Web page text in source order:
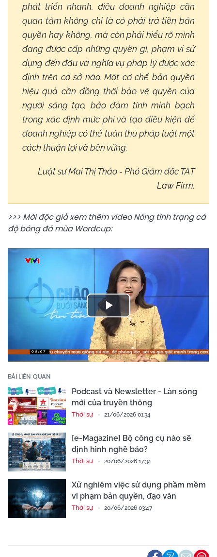
phát triển nhanh, điều doanh nghiệp cần
quan tâm không chỉ là có phải trả tiền bản
quyền hay không, mà còn phải hiểu rõ mình
đang được cấp những quyền gì, phạm vi sử
dụng đến đâu và nghĩa vụ pháp lý được xác
định trên cơ sở nào. Một cơ chế bản quyền
hiệu quả cần đồng thời bảo vệ quyền của
người sáng tạo, bảo đảm tính minh bạch
trong xác định mức phí và tạo điều kiện để
doanh nghiệp có thể tuân thủ pháp luật một
cách thuận lợi và bền vững.
Luật sư Mai Thị Thảo - Phó Giám đốc TAT
Law Firm.
>>> Mời độc giả xem thêm video Nóng tình trạng cá
độ bóng đá mùa Wordcup:
Play
Video
BÀI LIÊN QUAN
Podcast và Newsletter - Làn sóng
mới của truyền thông
Thời sự 21/06/2026 01:34
[e-Magazine] Bộ công cụ nào sẽ
định hình nghề báo?
Thời sự 20/06/2026 17:34
Xử nghiêm việc sử dụng phầm mềm
vi phạm bản quyền, đạo văn
Thời sự 20/06/2026 03:47